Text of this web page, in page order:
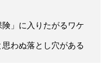
」に入りたがるワケ
わぬ落とし穴がある